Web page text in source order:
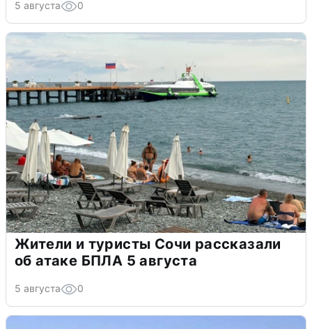
5 августа 0
Жители и туристы Сочи рассказали
об атаке БПЛА 5 августа
5 августа 0